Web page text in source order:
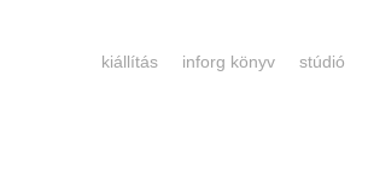
kiállítás inforg könyv stúdió